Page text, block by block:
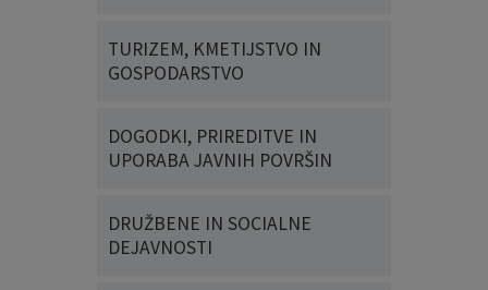
TURIZEM, KMETIJSTVO IN
GOSPODARSTVO
DOGODKI, PRIREDITVE IN
UPORABA JAVNIH POVRŠIN
DRUŽBENE IN SOCIALNE
DEJAVNOSTI